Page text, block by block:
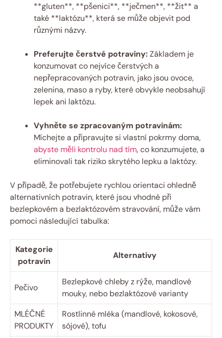
**gluten**, **pšenici**, **ječmen**, **žit** a
také **laktózu**, která se může objevit pod
různými názvy.
Preferujte čerstvé potraviny:Základem je
konzumovat co nejvíce čerstvých a
nepřepracovaných potravin, jako jsou ovoce,
zelenina, maso a ryby, které obvykle neobsahují
lepek ani laktózu.
Vyhněte se zpracovaným potravinám:
Míchejte a připravujte si vlastní pokrmy doma,
abyste měli kontrolu nad tím, co konzumujete, a
eliminovali tak riziko skrytého lepku a laktózy.
V případě, že potřebujete rychlou orientaci ohledně
alternativních potravin, které jsou vhodné při
bezlepkovém a bezlaktózovém stravování, může vám
pomoci následující tabulka:
Kategorie
potravin
Alternativy
Pečivo
Bezlepkové chleby z rýže, mandlové
mouky, nebo bezlaktózové varianty
MLÉČNÉ
PRODUKTY
Rostlinné mléka (mandlové, kokosové,
sójové), tofu